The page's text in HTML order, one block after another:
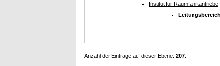
Institut für Raumfahrtantriebe
Anzahl der Einträge auf dieser Ebene: 207